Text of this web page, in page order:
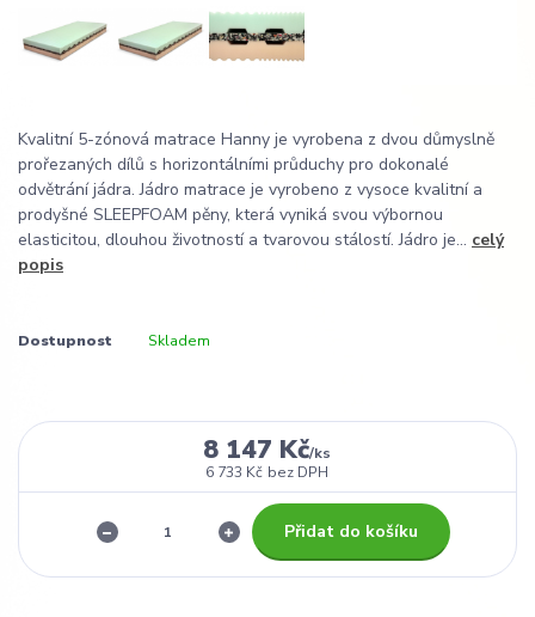
Kvalitní 5-zónová matrace Hanny je vyrobena z dvou důmyslně
prořezaných dílů s horizontálními průduchy pro dokonalé
odvětrání jádra. Jádro matrace je vyrobeno z vysoce kvalitní a
prodyšné SLEEPFOAM pěny, která vyniká svou výbornou
elasticitou, dlouhou životností a tvarovou stálostí. Jádro je... celý
popis
Dostupnost Skladem
8 147 Kč/ks
6 733 Kč bez DPH
Přidat do košíku